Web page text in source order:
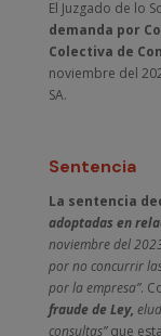
El Juzgado de lo
demanda por
Colectiva de
noviembre del
SA.
Sentencia
La sentencia
adoptadas en
noviembre del
por no concurrir
por la empresa”.
fraude de Ley,
consultas”que